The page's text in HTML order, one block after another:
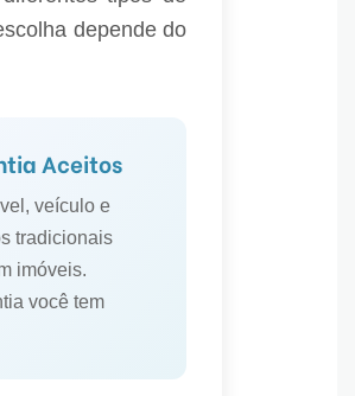
depende do
Aceitos
veículo e
tradicionais
imóveis.
você tem